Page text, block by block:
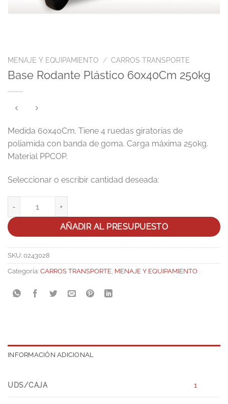
MENAJE Y EQUIPAMIENTO / CARROS TRANSPORTE
Base Rodante Plástico 60x40Cm 250kg
Medida 60x40Cm. Tiene 4 ruedas giratorias de
poliamida con banda de goma. Carga máxima 250kg.
Material PPCOP.
AÑADIR AL PRESUPUESTO
SKU: 0243028
Categoría: CARROS TRANSPORTE, MENAJE Y EQUIPAMIENTO
INFORMACIÓN ADICIONAL
UDS/CAJA 1